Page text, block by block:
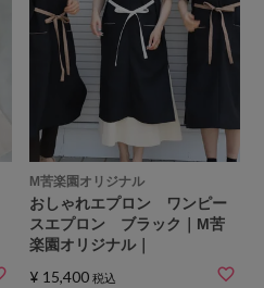
M苦楽園オリジナル
おしゃれエプロン ワンピー
スエプロン ブラック｜M苦
楽園オリジナル｜
¥ 15,400 税込